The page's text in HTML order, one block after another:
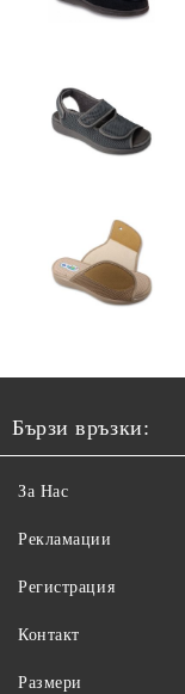
Бързи връзки:
За Нас
Рекламации
Регистрация
Контакт
Размери